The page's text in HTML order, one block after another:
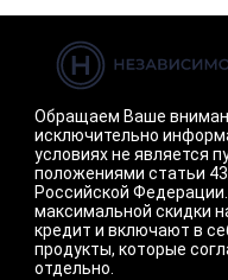
Обращаем Ваше
исключительно
условиях не является
положениями статьи
Российской
максимальной скидки
кредит и включают в
продукты, которые
отдельно.